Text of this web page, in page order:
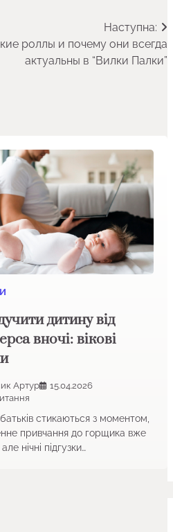
Наступна:
роллы и почему они всегда
актуальны в “Вилки Палки”
дитину від
вночі: вікові
Артур
15.04.2026
стикаються з моментом,
привчання до горщика вже
нічні підгузки…